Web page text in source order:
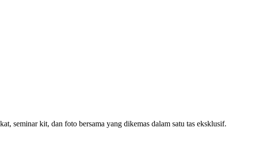
seminar kit, dan foto bersama yang dikemas dalam satu tas eksklusif.